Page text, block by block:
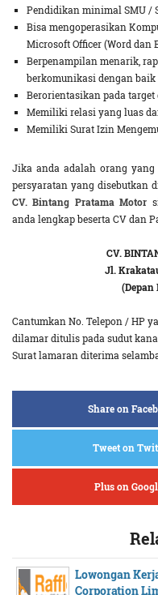
Pendidikan minimal SMU /
Bisa mengoperasikan
Microsoft Officer (Word dan
Berpenampilan menarik,
berkomunikasi dengan baik
Berorientasikan pada
Memiliki relasi yang luas
Memiliki Surat Izin
Jika anda adalah orang
persyaratan yang disebutkan
CV. Bintang Pratama Motor
anda lengkap beserta CV dan
CV.
Jl.
(Depan
Cantumkan No. Telepon / HP
dilamar ditulis pada sudut
Surat lamaran diterima
Share on
Tweet on
Plus on
Lowongan
Corporation